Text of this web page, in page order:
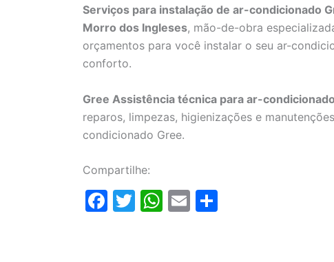
Serviços para instalação de ar-condicionado
Morro dos Ingleses, mão-de-obra
orçamentos para você instalar o seu ar-
conforto.
Gree Assistência técnica para ar-
reparos, limpezas, higienizações e
condicionado Gree.
Compartilhe:
F
T
W E